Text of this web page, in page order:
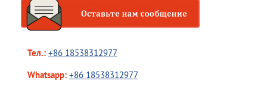
Тел.: +86 18538312977
Whatsapp: +86 18538312977